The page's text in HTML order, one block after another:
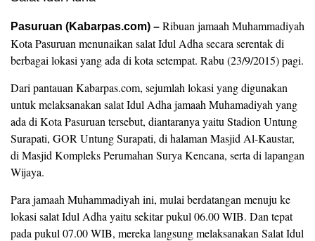
Pasuruan (Kabarpas.com) – Ribuan jamaah Muhammadiyah
Kota Pasuruan menunaikan salat Idul Adha secara serentak di
berbagai lokasi yang ada di kota setempat. Rabu (23/9/2015) pagi.
Dari pantauan Kabarpas.com, sejumlah lokasi yang digunakan
untuk melaksanakan salat Idul Adha jamaah Muhamadiyah yang
ada di Kota Pasuruan tersebut, diantaranya yaitu Stadion Untung
Surapati, GOR Untung Surapati, di halaman Masjid Al-Kaustar,
di Masjid Kompleks Perumahan Surya Kencana, serta di lapangan
Wijaya.
Para jamaah Muhammadiyah ini, mulai berdatangan menuju ke
lokasi salat Idul Adha yaitu sekitar pukul 06.00 WIB. Dan tepat
pada pukul 07.00 WIB, mereka langsung melaksanakan Salat Idul